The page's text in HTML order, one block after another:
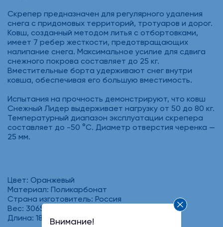
Скрепер предназначен для регулярного удаления
снега с придомовых территорий, тротуаров и дорог.
Ковш, созданный методом литья с отбортовками,
имеет 7 ребер жесткости, предотвращающих
налипание снега. Максимальное усилие для сдвига
снежного покрова составляет до 25 кг.
Вместительные борта удерживают снег внутри
ковша, обеспечивая его большую вместимость.
Испытания на прочность демонстрируют, что ковш
Снежный Лидер выдерживает нагрузку от 50 до 80 кг.
Температурный диапазон эксплуатации скрепера
составляет до -50 °C. Диаметр отверстия черенка —
25 мм.
Цвет: Оранжевый
Материал: Поликарбонат
Страна изготовитель: Россия
Вес: 3065
Длина: 1800Внимание!